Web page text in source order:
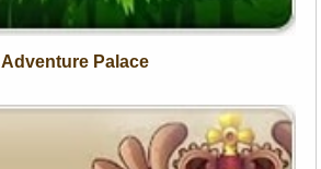
Adventure Palace